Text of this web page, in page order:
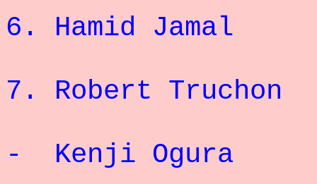
6. Hamid Jamal
7. Robert Truchon
- Kenji